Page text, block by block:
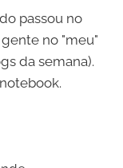
passou no
no "meu"
da semana).